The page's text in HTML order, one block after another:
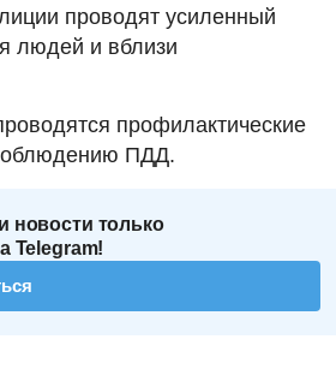
проводят усиленный
людей и вблизи
профилактические
ПДД.
новости только
Telegram!